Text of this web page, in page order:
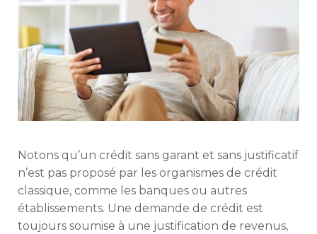
Notons qu’un crédit sans garant et sans justificatif
n’est pas proposé par les organismes de crédit
classique, comme les banques ou autres
établissements. Une demande de crédit est
toujours soumise à une justification de revenus,